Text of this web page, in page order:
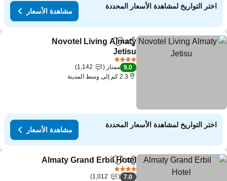
اختر التواريخ لمشاهدة الأسعار المحددة
مشاهدة الأسعار
مشاركةAdd to favorites
Novotel Living Almaty
Jetisu
9.0 ممتاز
1,142
2.3 كم إلى وسط المدينة
اختر التواريخ لمشاهدة الأسعار المحددة
مشاهدة الأسعار
مشاركةAdd to favorites
Almaty Grand Erbil Hotel
7.0
1,012